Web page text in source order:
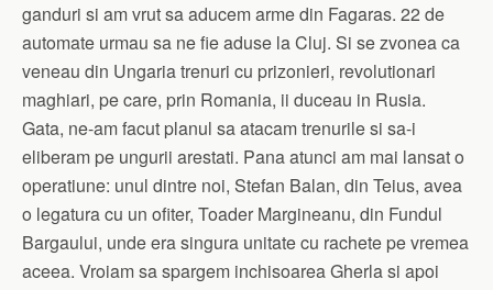
ganduri si am vrut sa aducem arme din Fagaras. 22 de
automate urmau sa ne fie aduse la Cluj. Si se zvonea ca
veneau din Ungaria trenuri cu prizonieri, revolutionari
maghiari, pe care, prin Romania, ii duceau in Rusia.
Gata, ne-am facut planul sa atacam trenurile si sa-i
eliberam pe ungurii arestati. Pana atunci am mai lansat o
operatiune: unul dintre noi, Stefan Balan, din Teius, avea
o legatura cu un ofiter, Toader Margineanu, din Fundul
Bargaului, unde era singura unitate cu rachete pe vremea
aceea. Vroiam sa spargem inchisoarea Gherla si apoi